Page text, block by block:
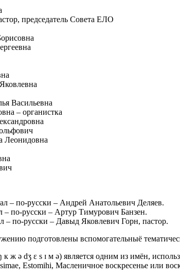
председатель Совета ЕЛО
Васильевна
– органистка
Леонидовна
– по-русски – Андрей Анатольевич Деляев.
– по-русски – Артур Тимурович Банзен.
– по-русски – Давыд Яковлевич Горн, пастор.
подготовлены вспомогательныё
к ж ə dʒ ɛ s ɪ м ə) является одним из имён,
Estomihi, Масленичное воскресенье или